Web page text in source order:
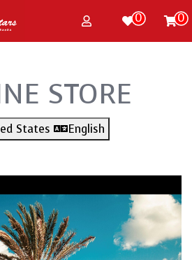
0 0
STORE
States English